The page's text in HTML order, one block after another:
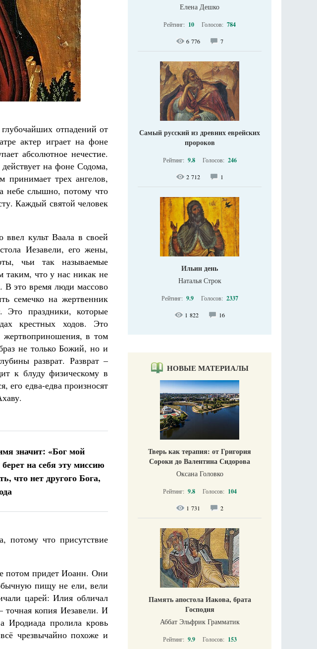
отпадений от
актер играет на фоне
абсолютное нечестие.
на фоне Содома,
трех ангелов,
небе слышно, потому что
Каждый святой человек
ввел культ Ваала в своей
Иезавели, его жены,
чьи так называемые
таким, что у нас никак не
В это время люди массово
семечко на жертвенник
Это праздники, которые
крестных ходов. Это
жертвоприношения, в том
не только Божий, но и
разврат. Разврат –
к блуду физическому в
его едва-едва произносят
значит: «Бог мой
на себя эту миссию
что нет другого Бога,
потому что присутствие
потом придет Иоанн. Они
пищу не ели, вели
царей: Илия обличал
копия Иезавели. И
Иродиада пролила кровь
чрезвычайно похоже и
Елена Дешко
Рейтинг: 10 Голосов: 784
6 776 7
Самый русский из древних еврейских
пророков
Рейтинг: 9.8 Голосов: 246
2 712 1
Ильин день
Наталья Строк
Рейтинг: 9.9 Голосов: 2337
1 822 16
НОВЫЕ МАТЕРИАЛЫ
Тверь как терапия: от Григория
Сороки до Валентина Сидорова
Оксана Головко
Рейтинг: 9.8 Голосов: 104
1 731 2
Память апостола Иакова, брата
Господня
Аббат Эльфрик Грамматик
Рейтинг: 9.9 Голосов: 153